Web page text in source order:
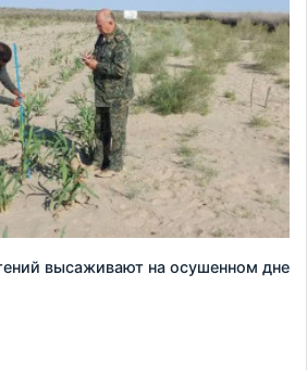
высаживают на осушенном дне